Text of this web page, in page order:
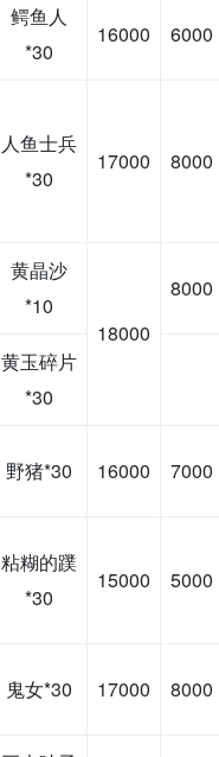
鳄鱼人
*30
16000 6000
人鱼士兵
*30
17000 8000
黄晶沙
*10
18000
8000
黄玉碎片
*30
野猪*30 16000 7000
粘糊的蹼
*30
15000 5000
鬼女*30 17000 8000